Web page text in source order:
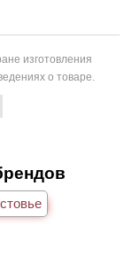
изготовления
о товаре.